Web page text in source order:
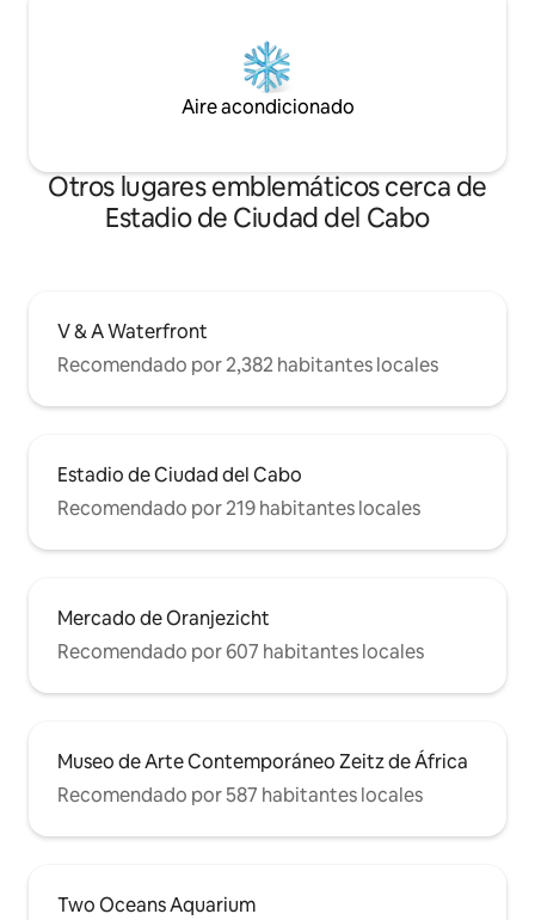
estancia. Hay aire acondicionado en
Aire acondicionado
Otros lugares emblemáticos cerca de
Estadio de Ciudad del Cabo
V & A Waterfront
Recomendado por 2,382 habitantes locales
Estadio de Ciudad del Cabo
Recomendado por 219 habitantes locales
Mercado de Oranjezicht
Recomendado por 607 habitantes locales
Museo de Arte Contemporáneo Zeitz de África
Recomendado por 587 habitantes locales
Two Oceans Aquarium